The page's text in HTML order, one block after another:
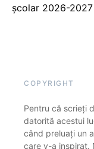
școlar 2026-
COPYRIGHT
Pentru că scrieți
datorită acestui
când preluați un
care v-a inspirat.